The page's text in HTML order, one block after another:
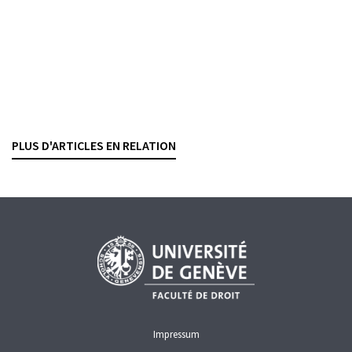
PLUS D'ARTICLES EN RELATION
Impressum